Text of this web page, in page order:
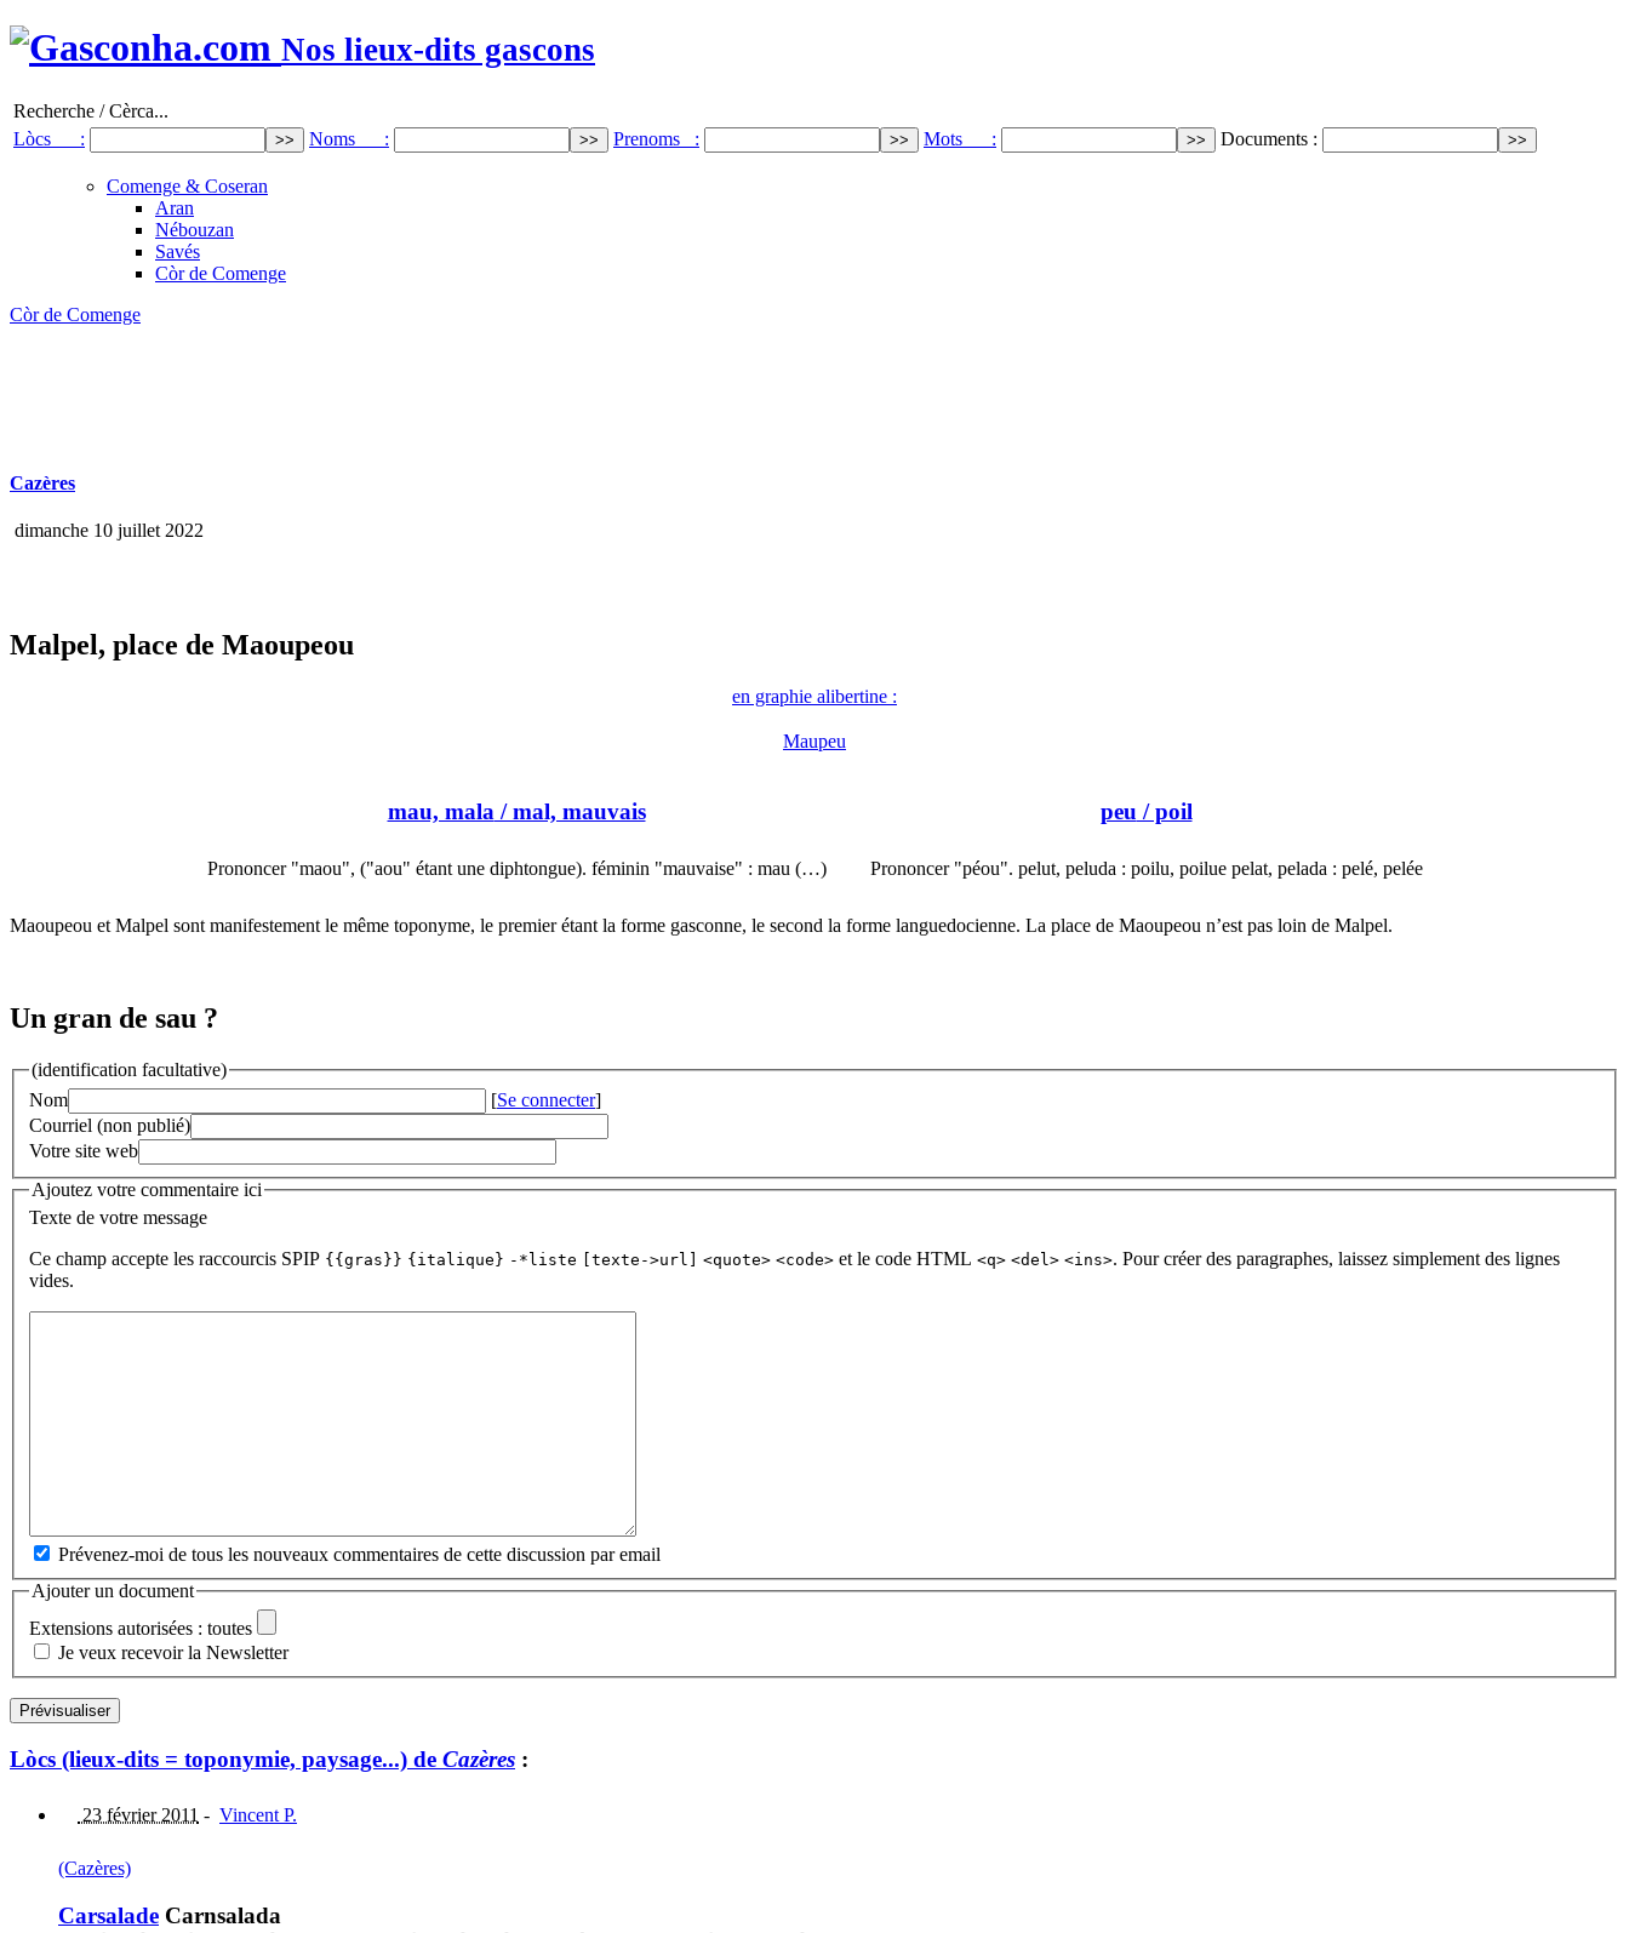
Nos lieux-dits gascons
Recherche / Cèrca...
Lòcs :
Noms : Prenoms : Mots : Documents :
Comenge & Coseran
Aran
Nébouzan
Savés
Còr de Comenge
Còr de Comenge
Cazères
dimanche 10 juillet 2022
Malpel, place de Maoupeou
en graphie alibertine :
Maupeu
mau, mala / mal, mauvais
Prononcer "maou", ("aou" étant une diphtongue). féminin "mauvaise" : mau (…)
peu / poil
Prononcer "péou". pelut, peluda : poilu, poilue pelat, pelada : pelé, pelée
Maoupeou et Malpel sont manifestement le même toponyme, le premier étant la forme gasconne, le second la forme languedocienne. La place de Maoupeou n’est pas loin de Malpel.
Un gran de sau ?
(identification facultative)
Nom
[Se connecter]
Courriel (non publié)
Votre site web
Ajoutez votre commentaire ici
Texte de votre message
Ce champ accepte les raccourcis SPIP {{gras}} {italique} -*liste [texte->url] <quote> <code> et le code HTML <q> <del> <ins>. Pour créer des paragraphes, laissez simplement des lignes
vides.
Prévenez-moi de tous les nouveaux commentaires de cette discussion par email
Ajouter un document
Extensions autorisées : toutes
Je veux recevoir la Newsletter
Lòcs (lieux-dits = toponymie, paysage...) de Cazères :
23 février 2011 - Vincent P.
(Cazères)
Carsalade Carnsalada